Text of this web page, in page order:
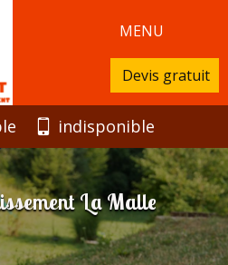
MENU
Devis gratuit
indisponible
La Malle